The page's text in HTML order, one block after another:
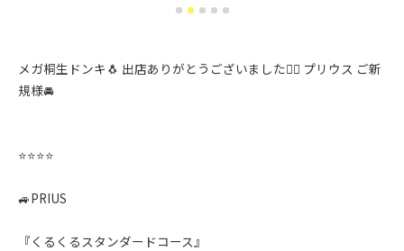
メガ桐生ドンキ🐧 出店ありがとうございました🙇‍♂️ プリウス ご新
規様🚘
⭐️⭐️⭐️⭐️
🚙PRIUS
『くるくるスタンダードコース』